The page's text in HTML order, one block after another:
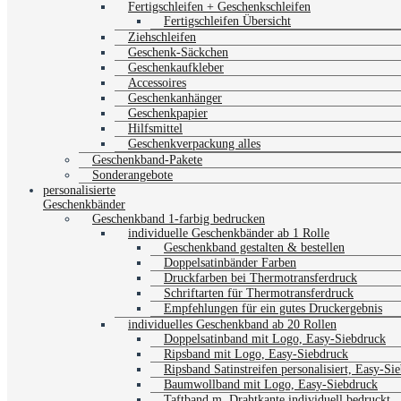
Fertigschleifen + Geschenkschleifen
Fertigschleifen Übersicht
Ziehschleifen
Geschenk-Säckchen
Geschenkaufkleber
Accessoires
Geschenkanhänger
Geschenkpapier
Hilfsmittel
Geschenkverpackung alles
Geschenkband-Pakete
Sonderangebote
personalisierte
Geschenkbänder
Geschenkband 1-farbig bedrucken
individuelle Geschenkbänder ab 1 Rolle
Geschenkband gestalten & bestellen
Doppelsatinbänder Farben
Druckfarben bei Thermotransferdruck
Schriftarten für Thermotransferdruck
Empfehlungen für ein gutes Druckergebnis
individuelles Geschenkband ab 20 Rollen
Doppelsatinband mit Logo, Easy-Siebdruck
Ripsband mit Logo, Easy-Siebdruck
Ripsband Satinstreifen personalisiert, Easy-
Baumwollband mit Logo, Easy-Siebdruck